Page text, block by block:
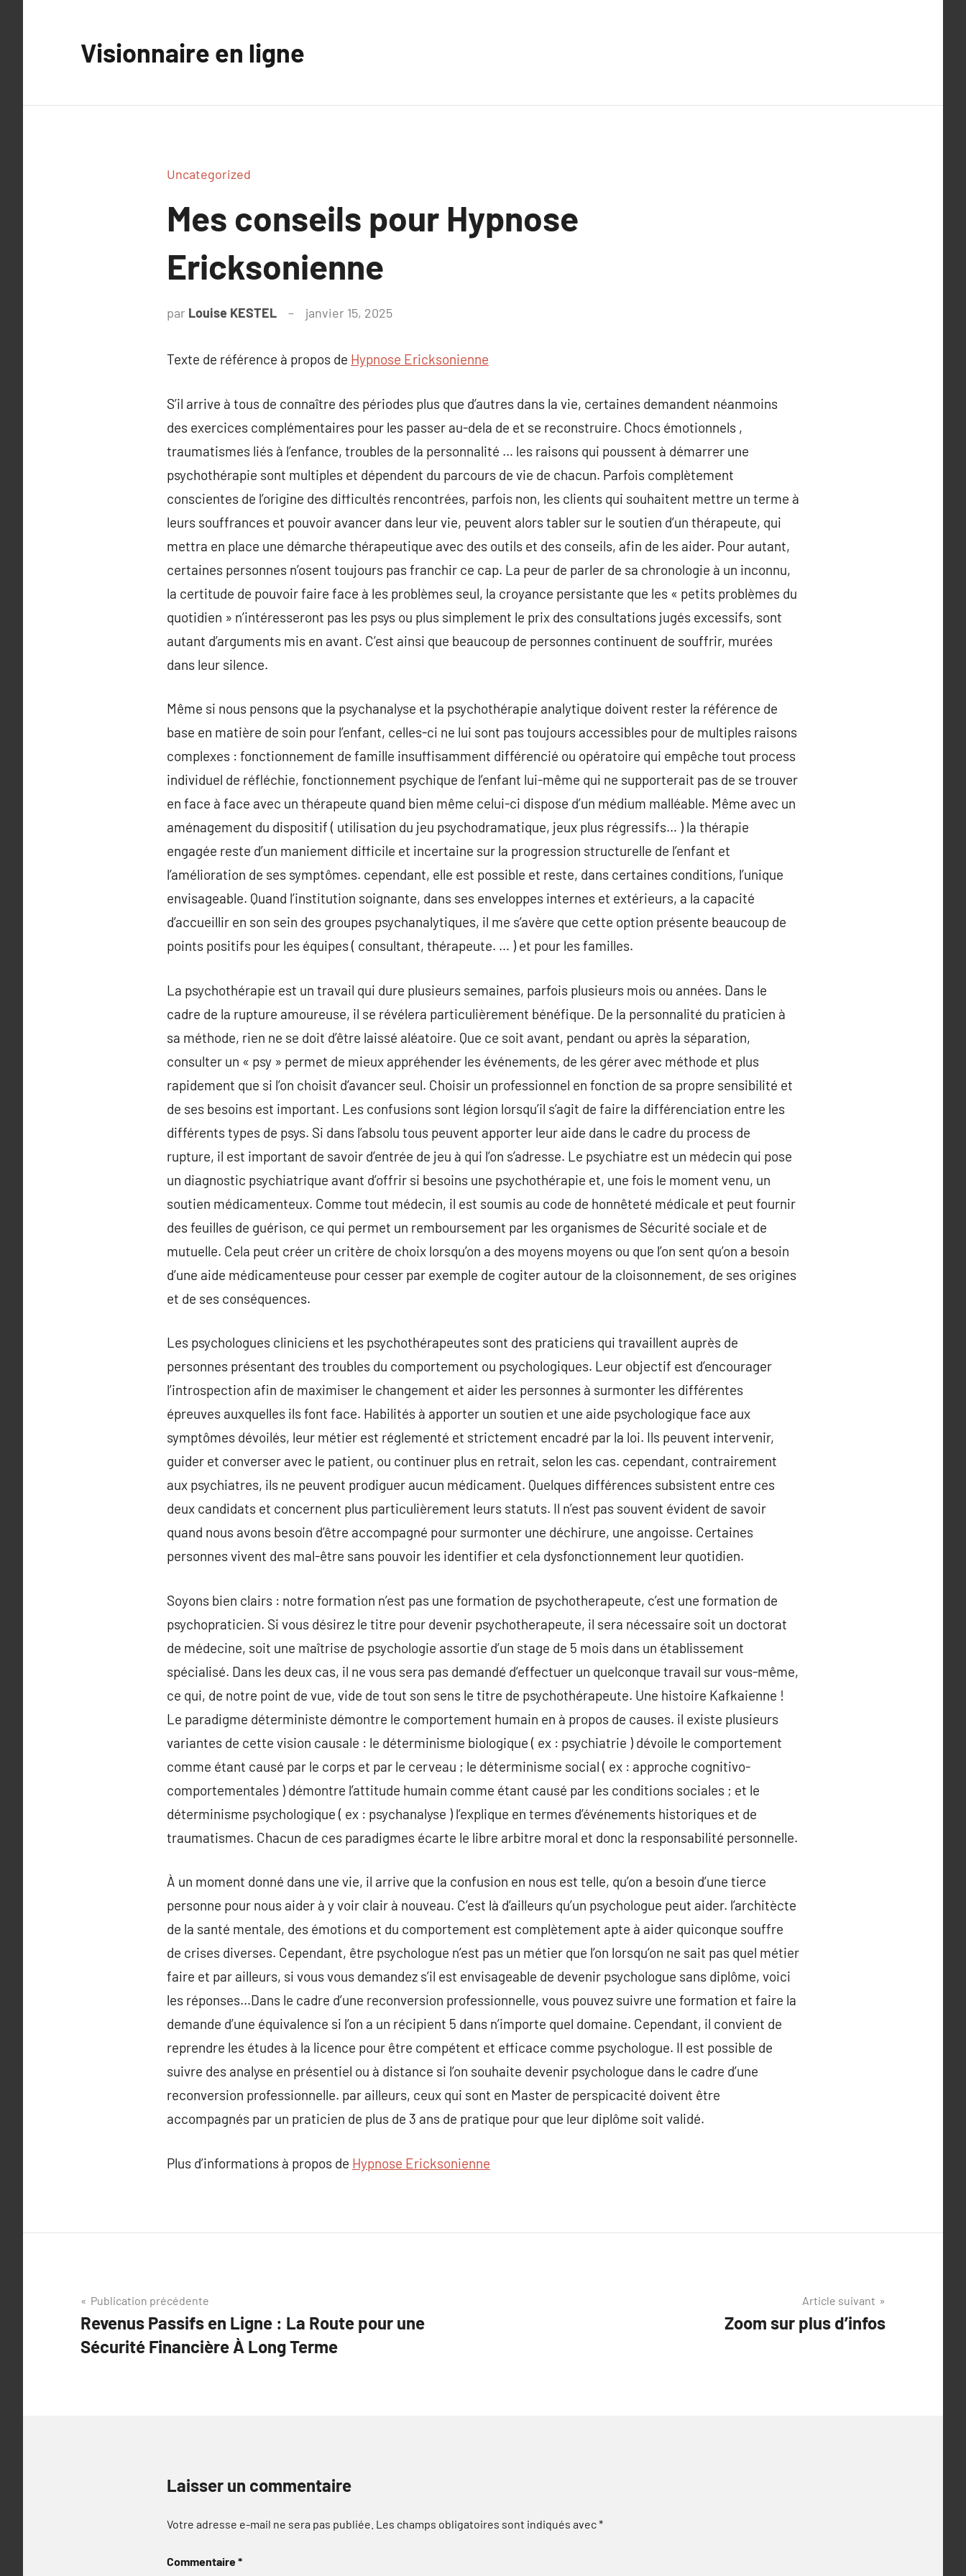
Visionnaire en ligne
Uncategorized
Mes conseils pour Hypnose
Ericksonienne
par Louise KESTEL janvier 15, 2025
Texte de référence à propos de Hypnose Ericksonienne
S’il arrive à tous de connaître des périodes plus que d’autres dans la vie, certaines demandent néanmoins
des exercices complémentaires pour les passer au-dela de et se reconstruire. Chocs émotionnels ,
traumatismes liés à l’enfance, troubles de la personnalité … les raisons qui poussent à démarrer une
psychothérapie sont multiples et dépendent du parcours de vie de chacun. Parfois complètement
conscientes de l’origine des difficultés rencontrées, parfois non, les clients qui souhaitent mettre un terme à
leurs souffrances et pouvoir avancer dans leur vie, peuvent alors tabler sur le soutien d’un thérapeute, qui
mettra en place une démarche thérapeutique avec des outils et des conseils, afin de les aider. Pour autant,
certaines personnes n’osent toujours pas franchir ce cap. La peur de parler de sa chronologie à un inconnu,
la certitude de pouvoir faire face à les problèmes seul, la croyance persistante que les « petits problèmes du
quotidien » n’intéresseront pas les psys ou plus simplement le prix des consultations jugés excessifs, sont
autant d’arguments mis en avant. C’est ainsi que beaucoup de personnes continuent de souffrir, murées
dans leur silence.
Même si nous pensons que la psychanalyse et la psychothérapie analytique doivent rester la référence de
base en matière de soin pour l’enfant, celles-ci ne lui sont pas toujours accessibles pour de multiples raisons
complexes : fonctionnement de famille insuffisamment différencié ou opératoire qui empêche tout process
individuel de réfléchie, fonctionnement psychique de l’enfant lui-même qui ne supporterait pas de se trouver
en face à face avec un thérapeute quand bien même celui-ci dispose d’un médium malléable. Même avec un
aménagement du dispositif ( utilisation du jeu psychodramatique, jeux plus régressifs… ) la thérapie
engagée reste d’un maniement difficile et incertaine sur la progression structurelle de l’enfant et
l’amélioration de ses symptômes. cependant, elle est possible et reste, dans certaines conditions, l’unique
envisageable. Quand l’institution soignante, dans ses enveloppes internes et extérieurs, a la capacité
d’accueillir en son sein des groupes psychanalytiques, il me s’avère que cette option présente beaucoup de
points positifs pour les équipes ( consultant, thérapeute. … ) et pour les familles.
La psychothérapie est un travail qui dure plusieurs semaines, parfois plusieurs mois ou années. Dans le
cadre de la rupture amoureuse, il se révélera particulièrement bénéfique. De la personnalité du praticien à
sa méthode, rien ne se doit d’être laissé aléatoire. Que ce soit avant, pendant ou après la séparation,
consulter un « psy » permet de mieux appréhender les événements, de les gérer avec méthode et plus
rapidement que si l’on choisit d’avancer seul. Choisir un professionnel en fonction de sa propre sensibilité et
de ses besoins est important. Les confusions sont légion lorsqu’il s’agit de faire la différenciation entre les
différents types de psys. Si dans l’absolu tous peuvent apporter leur aide dans le cadre du process de
rupture, il est important de savoir d’entrée de jeu à qui l’on s’adresse. Le psychiatre est un médecin qui pose
un diagnostic psychiatrique avant d’offrir si besoins une psychothérapie et, une fois le moment venu, un
soutien médicamenteux. Comme tout médecin, il est soumis au code de honnêteté médicale et peut fournir
des feuilles de guérison, ce qui permet un remboursement par les organismes de Sécurité sociale et de
mutuelle. Cela peut créer un critère de choix lorsqu’on a des moyens moyens ou que l’on sent qu’on a besoin
d’une aide médicamenteuse pour cesser par exemple de cogiter autour de la cloisonnement, de ses origines
et de ses conséquences.
Les psychologues cliniciens et les psychothérapeutes sont des praticiens qui travaillent auprès de
personnes présentant des troubles du comportement ou psychologiques. Leur objectif est d’encourager
l’introspection afin de maximiser le changement et aider les personnes à surmonter les différentes
épreuves auxquelles ils font face. Habilités à apporter un soutien et une aide psychologique face aux
symptômes dévoilés, leur métier est réglementé et strictement encadré par la loi. Ils peuvent intervenir,
guider et converser avec le patient, ou continuer plus en retrait, selon les cas. cependant, contrairement
aux psychiatres, ils ne peuvent prodiguer aucun médicament. Quelques différences subsistent entre ces
deux candidats et concernent plus particulièrement leurs statuts. Il n’est pas souvent évident de savoir
quand nous avons besoin d’être accompagné pour surmonter une déchirure, une angoisse. Certaines
personnes vivent des mal-être sans pouvoir les identifier et cela dysfonctionnement leur quotidien.
Soyons bien clairs : notre formation n’est pas une formation de psychotherapeute, c’est une formation de
psychopraticien. Si vous désirez le titre pour devenir psychotherapeute, il sera nécessaire soit un doctorat
de médecine, soit une maîtrise de psychologie assortie d’un stage de 5 mois dans un établissement
spécialisé. Dans les deux cas, il ne vous sera pas demandé d’effectuer un quelconque travail sur vous-même,
ce qui, de notre point de vue, vide de tout son sens le titre de psychothérapeute. Une histoire Kafkaienne !
Le paradigme déterministe démontre le comportement humain en à propos de causes. il existe plusieurs
variantes de cette vision causale : le déterminisme biologique ( ex : psychiatrie ) dévoile le comportement
comme étant causé par le corps et par le cerveau ; le déterminisme social ( ex : approche cognitivo-
comportementales ) démontre l’attitude humain comme étant causé par les conditions sociales ; et le
déterminisme psychologique ( ex : psychanalyse ) l’explique en termes d’événements historiques et de
traumatismes. Chacun de ces paradigmes écarte le libre arbitre moral et donc la responsabilité personnelle.
À un moment donné dans une vie, il arrive que la confusion en nous est telle, qu’on a besoin d’une tierce
personne pour nous aider à y voir clair à nouveau. C’est là d’ailleurs qu’un psychologue peut aider. l’architècte
de la santé mentale, des émotions et du comportement est complètement apte à aider quiconque souffre
de crises diverses. Cependant, être psychologue n’est pas un métier que l’on lorsqu’on ne sait pas quel métier
faire et par ailleurs, si vous vous demandez s’il est envisageable de devenir psychologue sans diplôme, voici
les réponses…Dans le cadre d’une reconversion professionnelle, vous pouvez suivre une formation et faire la
demande d’une équivalence si l’on a un récipient 5 dans n’importe quel domaine. Cependant, il convient de
reprendre les études à la licence pour être compétent et efficace comme psychologue. Il est possible de
suivre des analyse en présentiel ou à distance si l’on souhaite devenir psychologue dans le cadre d’une
reconversion professionnelle. par ailleurs, ceux qui sont en Master de perspicacité doivent être
accompagnés par un praticien de plus de 3 ans de pratique pour que leur diplôme soit validé.
Plus d’informations à propos de Hypnose Ericksonienne
Navigation
de
l’article
Publication précédente
Revenus Passifs en Ligne : La Route pour une
Sécurité Financière À Long Terme
Article suivant
Zoom sur plus d’infos
Laisser un commentaire
Votre adresse e-mail ne sera pas publiée. Les champs obligatoires sont indiqués avec*
Commentaire*